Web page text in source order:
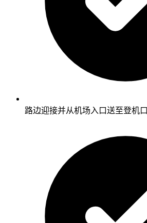
路边迎接并从机场入口送至登机口